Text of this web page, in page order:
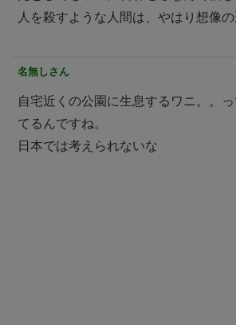
人を殺すような人間は、やはり想像の
名無しさん
自宅近くの公園に生息するワニ。。
てるんですね。
日本では考えられないな